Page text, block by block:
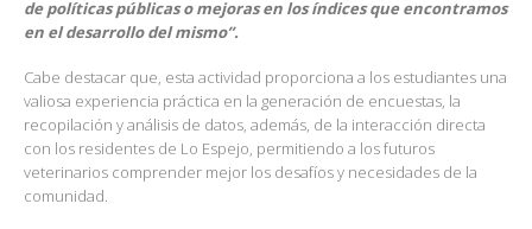
de políticas públicas o mejoras en los índices que encontramos
en el desarrollo del mismo”.
Cabe destacar que, esta actividad proporciona a los estudiantes una
valiosa experiencia práctica en la generación de encuestas, la
recopilación y análisis de datos, además, de la interacción directa
con los residentes de Lo Espejo, permitiendo a los futuros
veterinarios comprender mejor los desafíos y necesidades de la
comunidad.